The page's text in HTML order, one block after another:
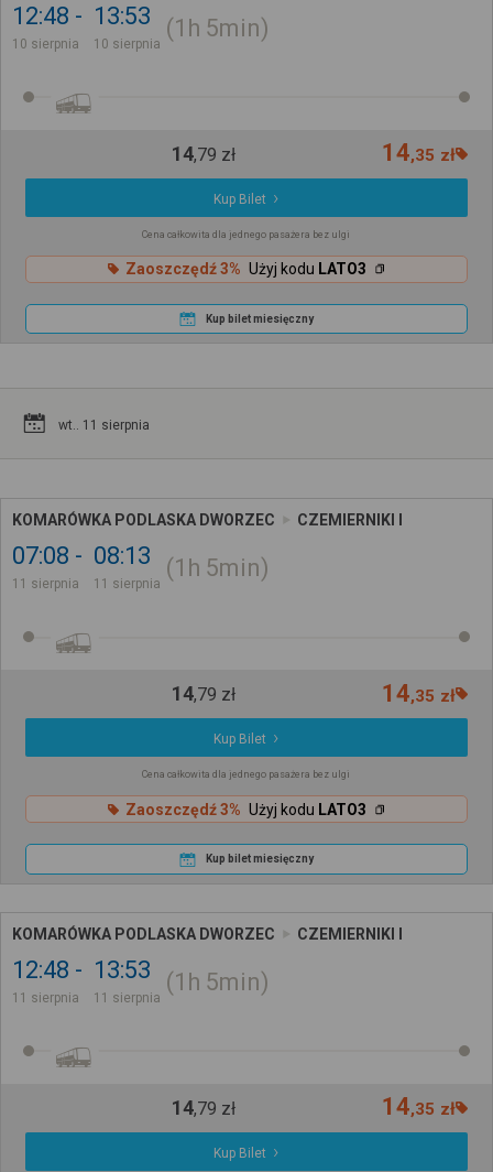
12:48
10 sierpnia
13:53
10 sierpnia
1h 5min
14,79 zł 14,35 zł
Kup Bilet
Cena całkowita dla jednego pasażera bez ulgi
Zaoszczędź 3% Użyj kodu LATO3
Kup bilet miesięczny
wt.. 11 sierpnia
KOMARÓWKA PODLASKA DWORZEC CZEMIERNIKI I
07:08
11 sierpnia
08:13
11 sierpnia
1h 5min
14,79 zł 14,35 zł
Kup Bilet
Cena całkowita dla jednego pasażera bez ulgi
Zaoszczędź 3% Użyj kodu LATO3
Kup bilet miesięczny
KOMARÓWKA PODLASKA DWORZEC CZEMIERNIKI I
12:48
11 sierpnia
13:53
11 sierpnia
1h 5min
14,79 zł 14,35 zł
Kup Bilet